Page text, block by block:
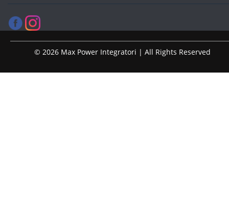
© 2026 Max Power Integratori | All Rights Reserved